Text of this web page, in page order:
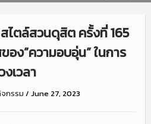
ไตล์สวนดุสิต ครั้งที่ 165
อง”ความอบอุ่น” ในการ
เวลา
กรรม / June 27, 2023